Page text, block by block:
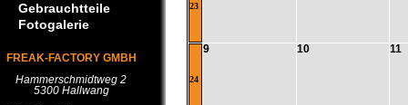
Gebrauchtteile
Fotogalerie
FREAK-FACTORY GMBH
Hammerschmidtweg 2
5300 Hallwang
23
24
9 10 11